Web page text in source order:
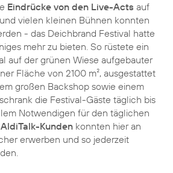
Eindrücke von den Live-Acts auf
vielen kleinen Bühnen konnten
- das Deichbrand Festival hatte
mehr zu bieten. So rüstete ein
auf der grünen Wiese aufgebauter
Fläche von 2100 m², ausgestattet
großen Backshop sowie einem
die Festival-Gäste täglich bis
Notwendigen für den täglichen
AldiTalk-Kunden konnten hier an
erwerben und so jederzeit